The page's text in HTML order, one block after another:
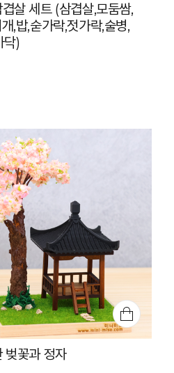
살 세트 (삼겹살,모둠쌈,
,밥,숟가락,젓가락,술병,
닥)
벚꽃과 정자